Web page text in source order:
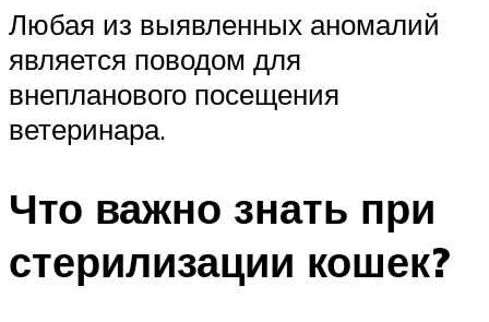
Любая из выявленных аномалий
является поводом для
внепланового посещения
ветеринара.
Что важно знать при
стерилизации кошек?